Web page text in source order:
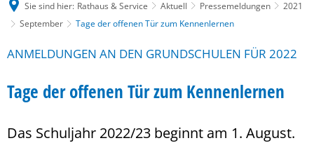
Sie sind hier: Rathaus & Service Aktuell Pressemeldungen
2021
September
Tage der offenen Tür zum Kennenlernen
ANMELDUNGEN AN DEN GRUNDSCHULEN FÜR 2022
Tage der offenen Tür zum Kennenlernen
Das Schuljahr 2022/23 beginnt am 1. August.